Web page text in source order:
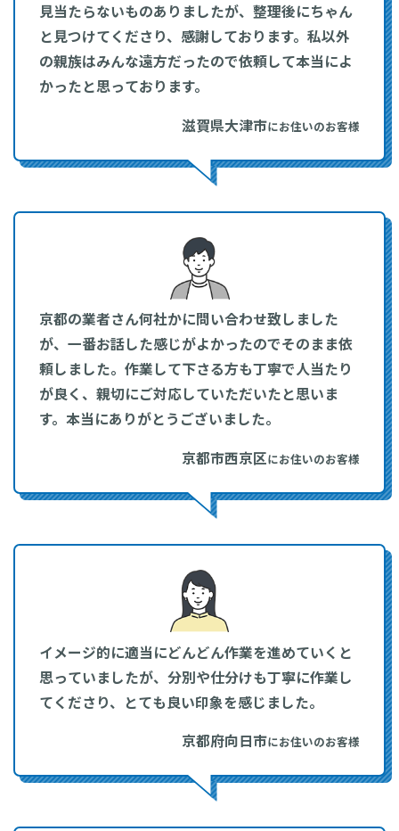
見当たらないものありましたが、整理後にちゃん
と見つけてくださり、感謝しております。私以外
の親族はみんな遠方だったので依頼して本当によ
かったと思っております。
滋賀県大津市にお住いのお客様
京都の業者さん何社かに問い合わせ致しました
が、一番お話した感じがよかったのでそのまま依
頼しました。作業して下さる方も丁寧で人当たり
が良く、親切にご対応していただいたと思いま
す。本当にありがとうございました。
京都市西京区にお住いのお客様
イメージ的に適当にどんどん作業を進めていくと
思っていましたが、分別や仕分けも丁寧に作業し
てくださり、とても良い印象を感じました。
京都府向日市にお住いのお客様